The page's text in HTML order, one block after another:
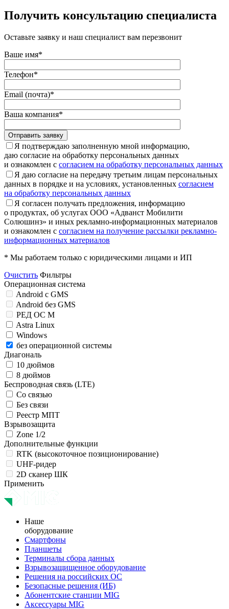
Получить консультацию специалиста
Оставьте заявку и наш специалист вам перезвонит
Ваше имя*
Телефон*
Email (почта)*
Ваша компания*
Отправить заявку
Я подтверждаю заполненную мной информацию,
даю согласие на обработку персональных данных
и ознакомлен с согласием на обработку персональных данных
Я даю согласие на передачу третьим лицам персональных
данных в порядке и на условиях, установленных согласием
на обработку персональных данных
Я согласен получать предложения, информацию
о продуктах, об услугах ООО «Адванст Мобилити
Солюшинз» и иных рекламно-информационных материалов
и ознакомлен с согласием на получение рассылки рекламно-
информационных материалов
* Мы работаем только с юридическими лицами и ИП
Очистить Фильтры
Операционная система
Android c GMS
Android без GMS
РЕД ОС М
Astra Linux
Windows
без операционной системы
Диагональ
10 дюймов
8 дюймов
Беспроводная связь (LTE)
Со связью
Без связи
Реестр МПТ
Взрывозащита
Zone 1/2
Дополнительные функции
RTK (высокоточное позиционирование)
UHF-ридер
2D сканер ШК
Применить
Наше
оборудование
Смартфоны
Планшеты
Терминалы сбора данных
Взрывозащищенное оборудование
Решения на российских ОС
Безопасные решения (ИБ)
Абонентские станции MIG
Аксессуары MIG